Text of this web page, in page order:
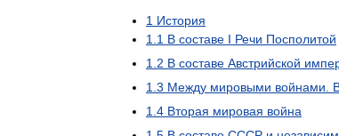
1 История
1 1 В составе I Речи Посполитой
1 2 В составе Австрийской
1 3 Между мировыми войнами
1 4 Вторая мировая война